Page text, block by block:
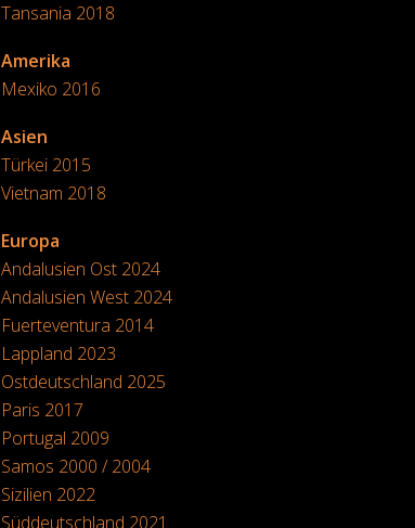
Tansania 2018
Amerika
Mexiko 2016
Asien
Türkei 2015
Vietnam 2018
Europa
Andalusien Ost 2024
Andalusien West 2024
Fuerteventura 2014
Lappland 2023
Ostdeutschland 2025
Paris 2017
Portugal 2009
Samos 2000 / 2004
Sizilien 2022
Süddeutschland 2021